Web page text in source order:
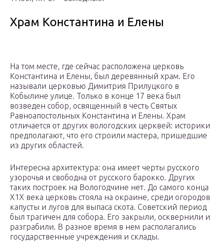
Храм Константина и Елены
На том месте, где сейчас расположена церковь
Константина и Елены, был деревянный храм. Его
называли церковью Димитрия Прилуцкого в
Кобылине улице. Только в конце 17 века был
возведен собор, освященный в честь Святых
Равноапостольных Константина и Елены. Храм
отличается от других вологодских церквей: историки
предполагают, что его строили мастера, пришедшие
из других областей.
Интересна архитектура: она имеет черты русского
узорочья и свободна от русского барокко. Других
таких построек на Вологодчине нет. До самого конца
Х1Х века церковь стояла на окраине, среди огородов
капусты и лугов для выпаса скота. Советский период
был трагичен для собора. Его закрыли, осквернили и
разграбили. В разное время в нем располагались
государственные учреждения и склады.